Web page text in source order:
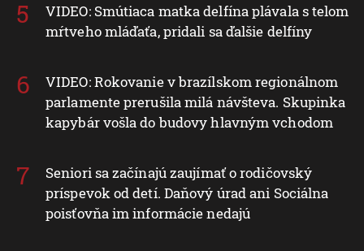
VIDEO: Smútiaca matka delfína plávala s telom
mŕtveho mláďaťa, pridali sa ďalšie delfíny
VIDEO: Rokovanie v brazílskom regionálnom
parlamente prerušila milá návšteva. Skupinka
kapybár vošla do budovy hlavným vchodom
Seniori sa začínajú zaujímať o rodičovský
príspevok od detí. Daňový úrad ani Sociálna
poisťovňa im informácie nedajú